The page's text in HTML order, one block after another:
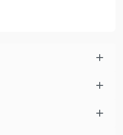
odporna na deformacje,
wysoki komfort noszenia